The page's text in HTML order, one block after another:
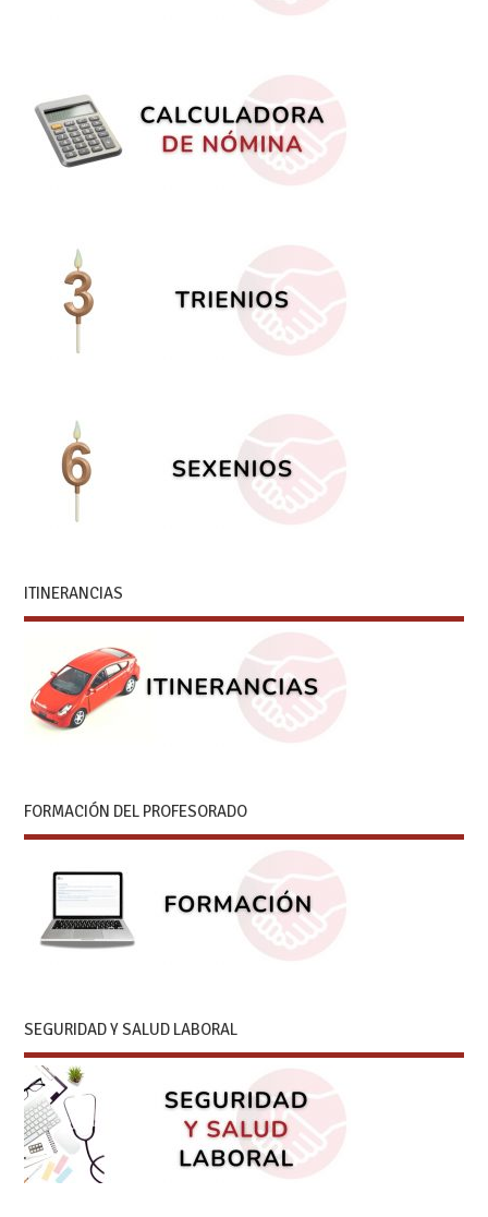
ITINERANCIAS
FORMACIÓN DEL PROFESORADO
SEGURIDAD Y SALUD LABORAL